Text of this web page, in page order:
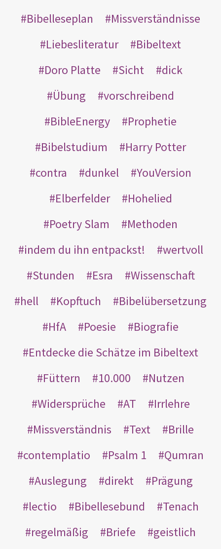
Bibelleseplan
Missverständnisse
Liebesliteratur
Bibeltext
Doro Platte
Sicht
dick
Übung
vorschreibend
BibleEnergy
Prophetie
Bibelstudium
Harry Potter
contra
dunkel
YouVersion
Elberfelder
Hohelied
Poetry Slam
Methoden
indem du ihn entpackst!
wertvoll
Stunden
Esra
Wissenschaft
hell
Kopftuch
Bibelübersetzung
HfA
Poesie
Biografie
Entdecke die Schätze im Bibeltext
Füttern
10.000
Nutzen
Widersprüche
AT
Irrlehre
Missverständnis
Text
Brille
contemplatio
Psalm 1
Qumran
Auslegung
direkt
Prägung
lectio
Bibellesebund
Tenach
regelmäßig
Briefe
geistlich